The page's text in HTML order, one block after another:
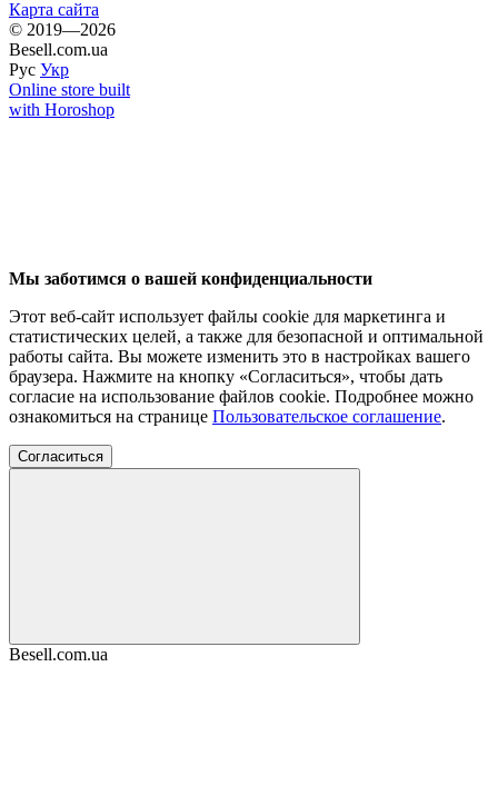
Карта сайта
© 2019—2026
Besell.com.ua
Рус Укр
Online store built
with Horoshop
Мы заботимся о вашей конфиденциальности
Этот веб-сайт использует файлы cookie для маркетинга и
статистических целей, а также для безопасной и оптимальной
работы сайта. Вы можете изменить это в настройках вашего
браузера. Нажмите на кнопку «Согласиться», чтобы дать
согласие на использование файлов cookie. Подробнее можно
ознакомиться на странице Пользовательское соглашение.
Согласиться
Besell.com.ua